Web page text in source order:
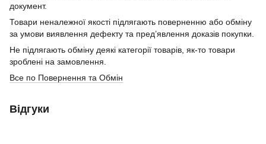
документ.
Товари неналежної якості підлягають поверненню або обміну
за умови виявлення дефекту та пред’явлення доказів покупки.
Не підлягають обміну деякі категорії товарів, як-то товари
зроблені на замовлення.
Все по Повернення та Обмін
Відгуки